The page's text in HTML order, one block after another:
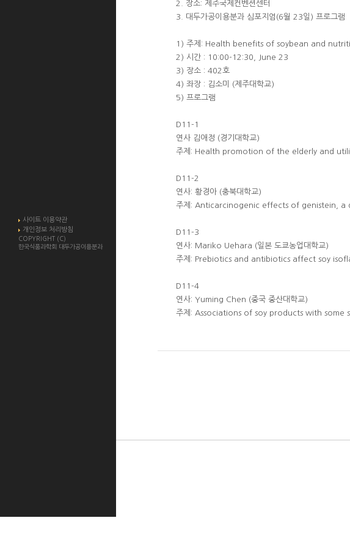
사이트 이용약관
개인정보 처리방침
COPYRIGHT (C)
한국식품과학회 대두가공이용분과
2. 장소: 제주국제컨벤션센터
3. 대두가공이용분과 심포지엄(6월 23일) 프로그램
1) 주제: Health benefits of soybean and
2) 시간 : 10:00-12:30, June 23
3) 장소 : 402호
4) 좌장 : 김소미 (제주대학교)
5) 프로그램
D11-1
연사 김애정 (경기대학교)
주제: Health promotion of the elderly and
D11-2
연사: 황경아 (충북대학교)
주제: Anticarcinogenic effects of genistein, a
D11-3
연사: Mariko Uehara (일본 도쿄농업대학교)
주제: Prebiotics and antibiotics affect soy
D11-4
연사: Yuming Chen (중국 중산대학교)
주제: Associations of soy products with